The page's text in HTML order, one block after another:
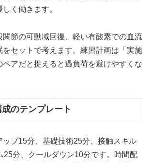
く働きます。
関節の可動域回復、軽い有酸素での血流
をセットで考えます。練習計画は「実施
ペアだと捉えると過負荷を避けやすくな
のテンプレート
ップ15分、基礎技術25分、接触スキル
25分、クールダウン10分です。時間配